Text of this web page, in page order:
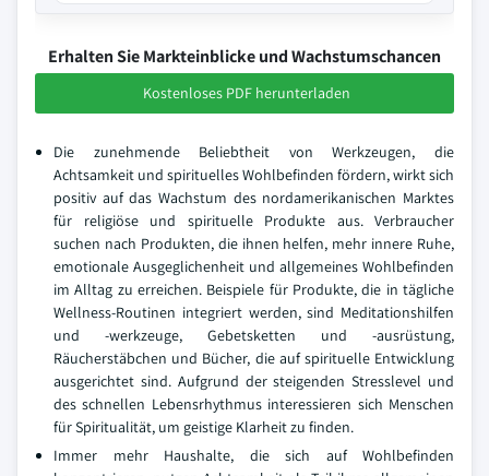
Erhalten Sie Markteinblicke und Wachstumschancen
Kostenloses PDF herunterladen
Die zunehmende Beliebtheit von Werkzeugen, die
Achtsamkeit und spirituelles Wohlbefinden fördern, wirkt sich
positiv auf das Wachstum des nordamerikanischen Marktes
für religiöse und spirituelle Produkte aus. Verbraucher
suchen nach Produkten, die ihnen helfen, mehr innere Ruhe,
emotionale Ausgeglichenheit und allgemeines Wohlbefinden
im Alltag zu erreichen. Beispiele für Produkte, die in tägliche
Wellness-Routinen integriert werden, sind Meditationshilfen
und -werkzeuge, Gebetsketten und -ausrüstung,
Räucherstäbchen und Bücher, die auf spirituelle Entwicklung
ausgerichtet sind. Aufgrund der steigenden Stresslevel und
des schnellen Lebensrhythmus interessieren sich Menschen
für Spiritualität, um geistige Klarheit zu finden.
Immer mehr Haushalte, die sich auf Wohlbefinden